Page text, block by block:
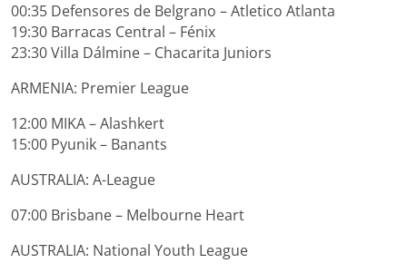
00:35 Defensores de Belgrano – Atletico Atlanta
19:30 Barracas Central – Fénix
23:30 Villa Dálmine – Chacarita Juniors
ARMENIA: Premier League
12:00 MIKA – Alashkert
15:00 Pyunik – Banants
AUSTRALIA: A-League
07:00 Brisbane – Melbourne Heart
AUSTRALIA: National Youth League